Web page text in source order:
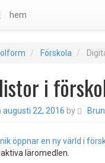
hem
Förskola
i
augusti 22, 2016 by
öppnar en ny värld i
läromedlen.